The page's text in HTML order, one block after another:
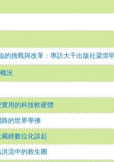
的挑戰與改革：專訪大千出版社梁崇
況
用的科技軟硬體
的世界學佛
經數位化談起
流中的救生圈